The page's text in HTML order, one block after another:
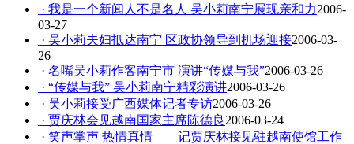
· 我是一个新闻人不是名人 吴小莉南宁展现亲和力2006-
03-27
· 吴小莉夫妇抵达南宁 区政协领导到机场迎接2006-03-
26
· 名嘴吴小莉作客南宁市 演讲“传媒与我”2006-03-26
· “传媒与我” 吴小莉南宁精彩演讲2006-03-26
· 吴小莉接受广西媒体记者专访2006-03-26
· 贾庆林会见越南国家主席陈德良 2006-03-24
· 笑声掌声 热情真情——记贾庆林接见驻越南使馆工作